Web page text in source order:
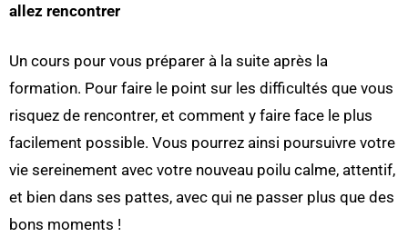
allez rencontrer
Un cours pour vous préparer à la suite après la
formation. Pour faire le point sur les difficultés que vous
risquez de rencontrer, et comment y faire face le plus
facilement possible. Vous pourrez ainsi poursuivre votre
vie sereinement avec votre nouveau poilu calme, attentif,
et bien dans ses pattes, avec qui ne passer plus que des
bons moments !